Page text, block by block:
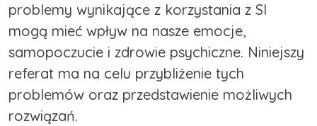
problemy wynikające z korzystania z SI
mogą mieć wpływ na nasze emocje,
samopoczucie i zdrowie psychiczne. Niniejszy
referat ma na celu przybliżenie tych
problemów oraz przedstawienie możliwych
rozwiązań.